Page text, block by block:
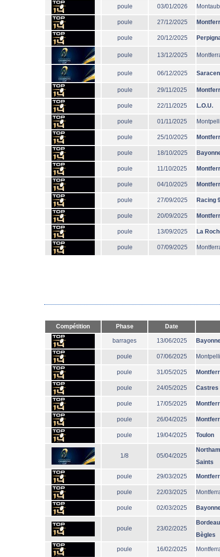
poule 03/01/2026
poule 27/12/2025
poule 20/12/2025
poule 13/12/2025
poule 06/12/2025
poule 29/11/2025
poule 22/11/2025 L.O.U.
poule 01/11/2025
poule 25/10/2025
poule 18/10/2025
poule 11/10/2025
poule 04/10/2025
poule 27/09/2025 Racing
poule 20/09/2025
poule 13/09/2025 La
poule 07/09/2025
Compétition Phase Date
barrages 13/06/2025
poule 07/06/2025
poule 31/05/2025
poule 24/05/2025 Castres
poule 17/05/2025
poule 26/04/2025
poule 19/04/2025 Toulon
1/8 05/04/2025
Saints
poule 29/03/2025
poule 22/03/2025
poule 02/03/2025
poule 23/02/2025
Bègles
poule 16/02/2025